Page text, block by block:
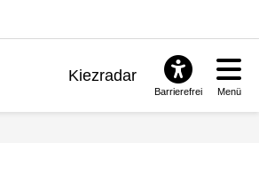
Kiezradar
Barrierefrei Menü